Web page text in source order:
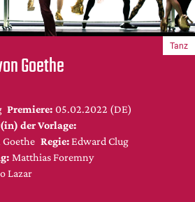
Goethe
Premiere: 05.02.2022 (DE)
der Vorlage:
Regie: Edward Clug
Matthias Foremny
Lazar
Tanz